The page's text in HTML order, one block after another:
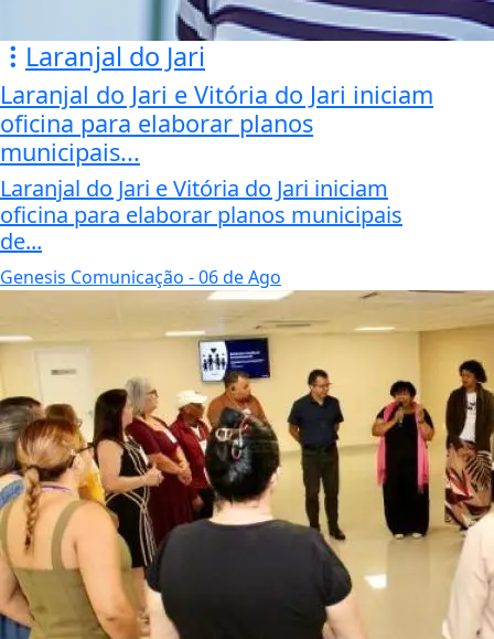
Laranjal do Jari
Laranjal do Jari e Vitória do Jari iniciam
oficina para elaborar planos
municipais...
Laranjal do Jari e Vitória do Jari iniciam
oficina para elaborar planos municipais
de...
Genesis Comunicação - 06 de Ago